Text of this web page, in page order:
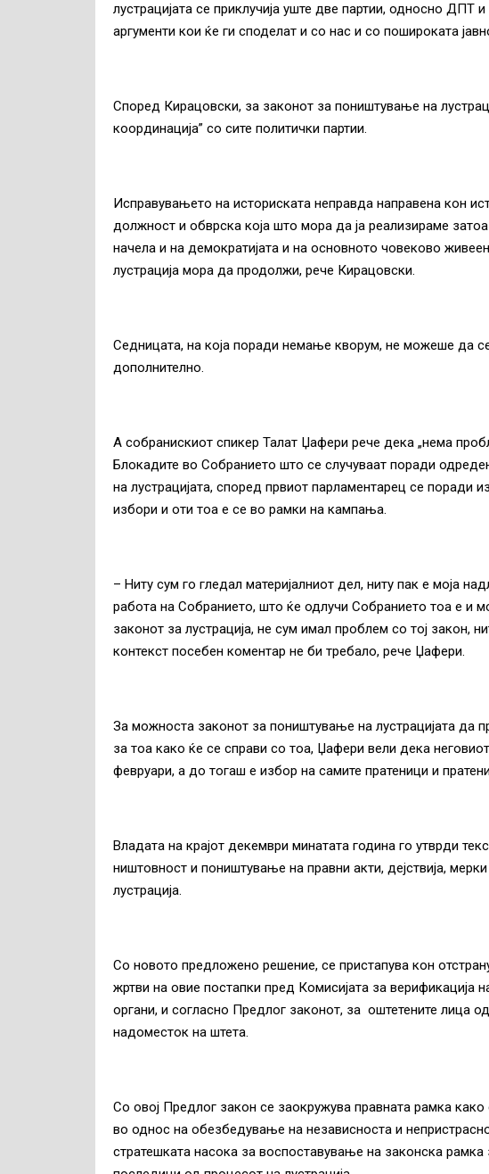
лустрацијата се приклучија уште две партии, односно
аргументи кои ќе ги споделат и со нас и со пошироката
Според Кирацовски, за законот за поништување на
координација” со сите политички партии.
Исправувањето на историската неправда направена кон
должност и обврска која што мора да ја реализираме
начела и на демократијата и на основното човеково
лустрација мора да продолжи, рече Кирацовски.
Седницата, на која поради немање кворум, не можеше да
дополнително.
А собранискиот спикер Талат Џафери рече дека „нема
Блокадите во Собранието што се случуваат поради
на лустрацијата, според првиот парламентарец се поради
избори и оти тоа е се во рамки на кампања.
– Ниту сум го гледал материјалниот дел, ниту пак е моја
работа на Собранието, што ќе одлучи Собранието тоа е и
законот за лустрација, не сум имал проблем со тој закон,
контекст посебен коментар не би требало, рече Џафери.
За можноста законот за поништување на лустрацијата да
за тоа како ќе се справи со тоа, Џафери вели дека
февруари, а до тогаш е избор на самите пратеници и
Владата на крајот декември минатата година го утврди
ништовност и поништување на правни акти, дејствија,
лустрација.
Со новото предложено решение, се пристапува кон
жртви на овие постапки пред Комисијата за верификација
органи, и согласно Предлог законот, за оштетените лица
надоместок на штета.
Со овој Предлог закон се заокружува правната рамка
во однос на обезбедување на независноста и
стратешката насока за воспоставување на законска